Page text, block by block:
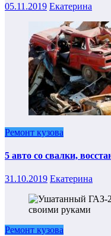
05.11.2019 Екатерина
Ремонт кузова
5 авто со свалки,
31.10.2019 Екатерина
Ремонт кузова